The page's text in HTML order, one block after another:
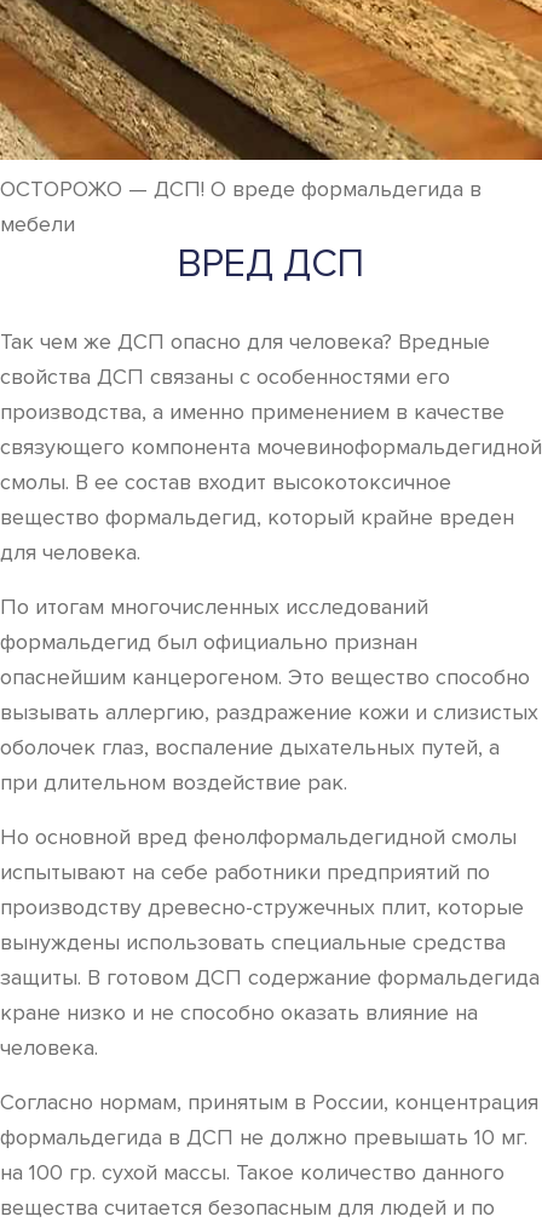
ОСТОРОЖО — ДСП! О вреде формальдегида в
мебели
ВРЕД ДСП
Так чем же ДСП опасно для человека? Вредные
свойства ДСП связаны с особенностями его
производства, а именно применением в качестве
связующего компонента мочевиноформальдегидной
смолы. В ее состав входит высокотоксичное
вещество формальдегид, который крайне вреден
для человека.
По итогам многочисленных исследований
формальдегид был официально признан
опаснейшим канцерогеном. Это вещество способно
вызывать аллергию, раздражение кожи и слизистых
оболочек глаз, воспаление дыхательных путей, а
при длительном воздействие рак.
Но основной вред фенолформальдегидной смолы
испытывают на себе работники предприятий по
производству древесно-стружечных плит, которые
вынуждены использовать специальные средства
защиты. В готовом ДСП содержание формальдегида
кране низко и не способно оказать влияние на
человека.
Согласно нормам, принятым в России, концентрация
формальдегида в ДСП не должно превышать 10 мг.
на 100 гр. сухой массы. Такое количество данного
вещества считается безопасным для людей и по